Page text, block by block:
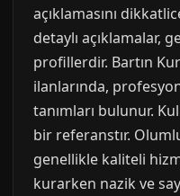
açıklamasını
detaylı açıklamalar,
profillerdir. Bartın
ilanlarında,
tanımları bulunur.
bir referanstır.
genellikle kaliteli
kurarken nazik ve